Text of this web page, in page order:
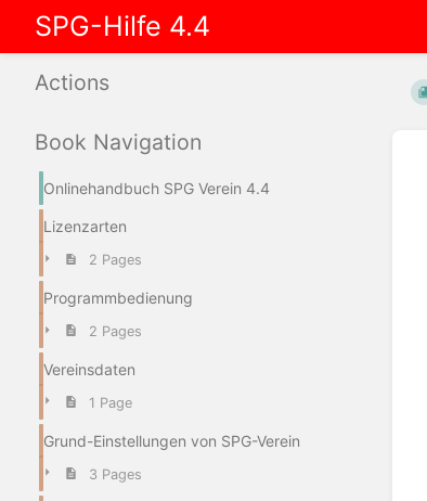
SPG-Hilfe 4.4
Actions
Book Navigation
Onlinehandbuch SPG Verein 4.4
Lizenzarten
2 Pages
Programmbedienung
2 Pages
Vereinsdaten
1 Page
Grund-Einstellungen von SPG-Verein
3 Pages